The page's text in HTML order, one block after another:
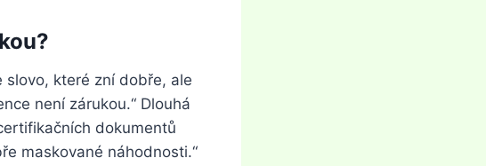
slovo, které zní dobře, ale
není zárukou.“ Dlouhá
dokumentů
maskované náhodnosti.“